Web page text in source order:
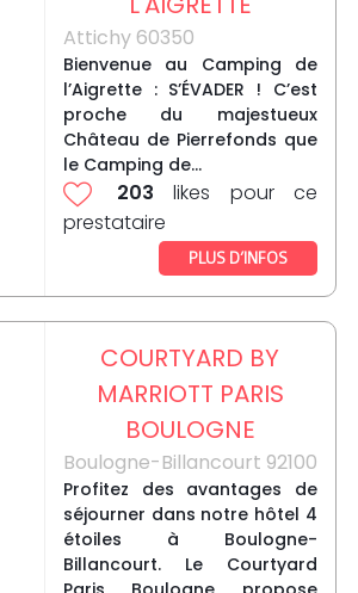
Attichy 60350
Bienvenue au Camping de
l’Aigrette : S’ÉVADER ! C’est
proche du majestueux
Château de Pierrefonds que
le Camping de...
203 likes pour ce
prestataire
PLUS D’INFOS
COURTYARD BY
MARRIOTT PARIS
BOULOGNE
Boulogne-Billancourt 92100
Profitez des avantages de
séjourner dans notre hôtel 4
étoiles à Boulogne-
Billancourt. Le Courtyard